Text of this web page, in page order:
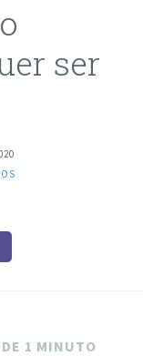
ser
1 MINUTO